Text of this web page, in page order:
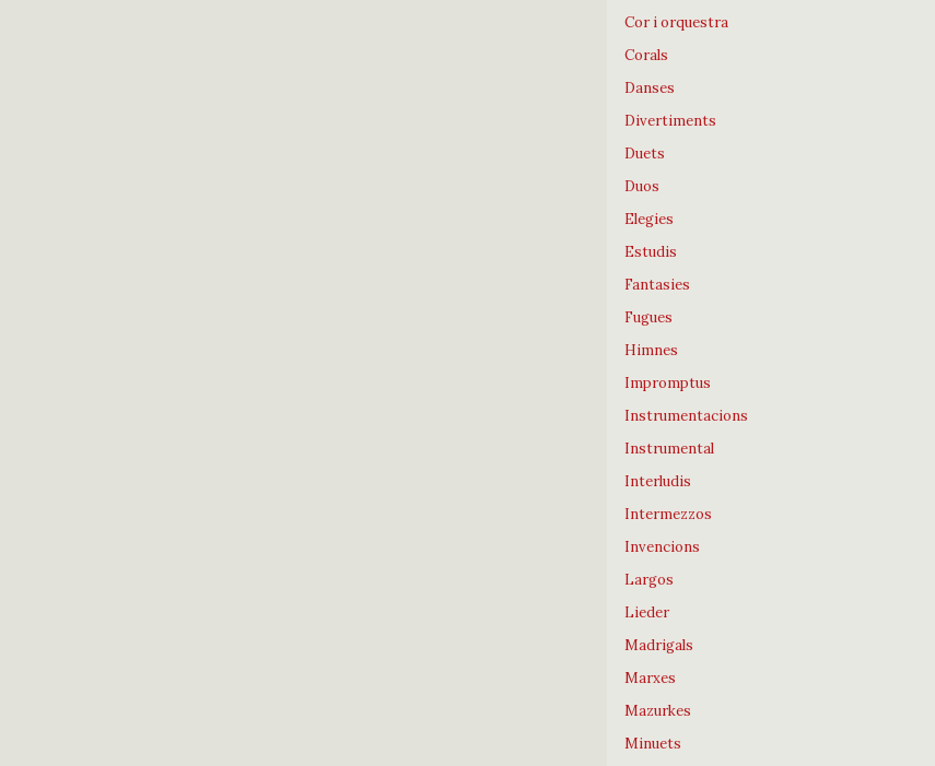
Cor i orquestra
Corals
Danses
Divertiments
Duets
Duos
Elegies
Estudis
Fantasies
Fugues
Himnes
Impromptus
Instrumentacions
Instrumental
Interludis
Intermezzos
Invencions
Largos
Lieder
Madrigals
Marxes
Mazurkes
Minuets